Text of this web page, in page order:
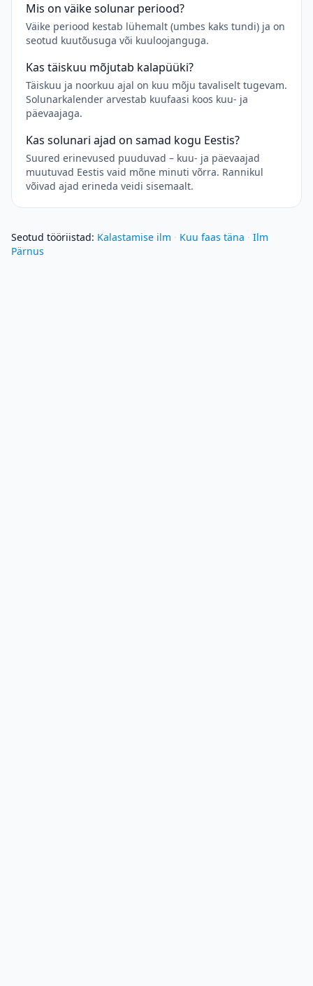
Mis on väike solunar periood?
Väike periood kestab lühemalt (umbes kaks tundi) ja on
seotud kuutõusuga või kuuloojanguga.
Kas täiskuu mõjutab kalapüüki?
Täiskuu ja noorkuu ajal on kuu mõju tavaliselt tugevam.
Solunarkalender arvestab kuufaasi koos kuu- ja
päevaajaga.
Kas solunari ajad on samad kogu Eestis?
Suured erinevused puuduvad – kuu- ja päevaajad
muutuvad Eestis vaid mõne minuti võrra. Rannikul
võivad ajad erineda veidi sisemaalt.
Seotud tööriistad: Kalastamise ilm · Kuu faas täna · Ilm
Pärnus